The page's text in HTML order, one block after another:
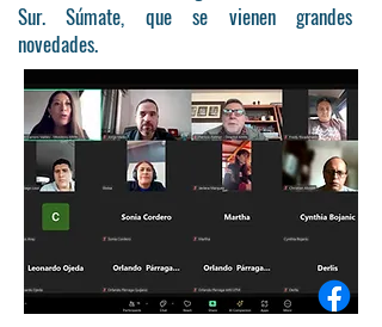
Sur. Súmate, que se vienen grandes
novedades.